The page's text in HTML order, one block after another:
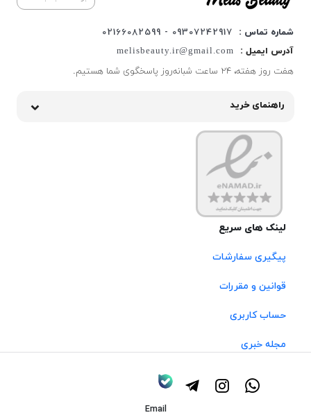
شماره تماس :
09307242917 - 02166082599
آدرس ایمیل :
melisbeauty.ir@gmail.com
هفت روز هفته، ۲۴ ساعت شبانه‌روز پاسخگوی شما هستیم.
راهنمای خرید
لینک های سریع
پیگیری سفارشات
قوانین و مقررات
حساب کاربری
مجله خبری
Email